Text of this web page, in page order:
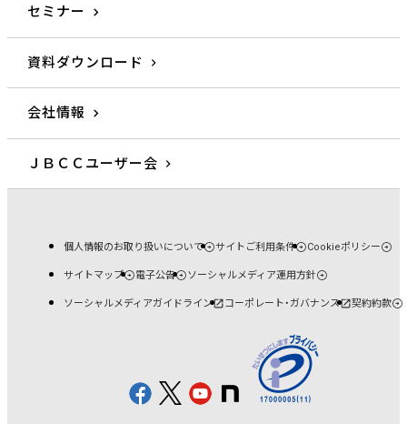
セミナー
資料ダウンロード
会社情報
ＪＢＣＣユーザー会
個人情報のお取り扱いについて サイトご利用条件 Cookieポリシー
サイトマップ 電子公告 ソーシャルメディア運用方針
ソーシャルメディアガイドライン コーポレート・ガバナンス 契約約款